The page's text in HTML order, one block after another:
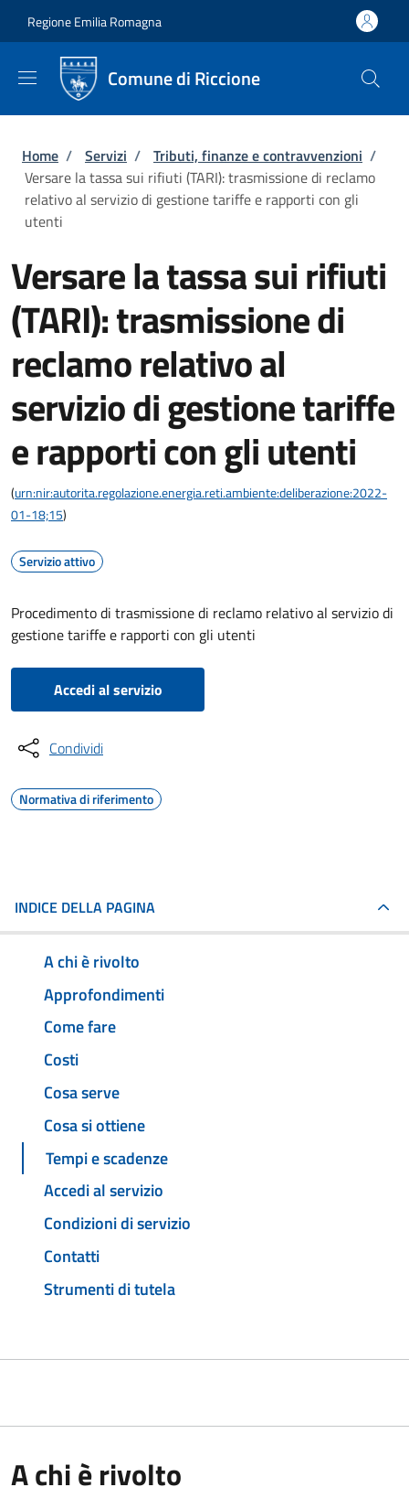
Regione Emilia Romagna
Comune di Riccione
Briciole di pane
Home / Servizi / Tributi, finanze e contravvenzioni /
Versare la tassa sui rifiuti (TARI): trasmissione di reclamo
relativo al servizio di gestione tariffe e rapporti con gli
utenti
Versare la tassa sui rifiuti
(TARI): trasmissione di
reclamo relativo al
servizio di gestione tariffe
e rapporti con gli utenti
(urn:nir:autorita.regolazione.energia.reti.ambiente:deliberazione:2022-
01-18;15)
Servizio attivo
Procedimento di trasmissione di reclamo relativo al servizio di
gestione tariffe e rapporti con gli utenti
Accedi al servizio
Condividi
Normativa di riferimento
INDICE DELLA PAGINA
A chi è rivolto
Approfondimenti
Come fare
Costi
Cosa serve
Cosa si ottiene
Tempi e scadenze
Accedi al servizio
Condizioni di servizio
Contatti
Strumenti di tutela
A chi è rivolto